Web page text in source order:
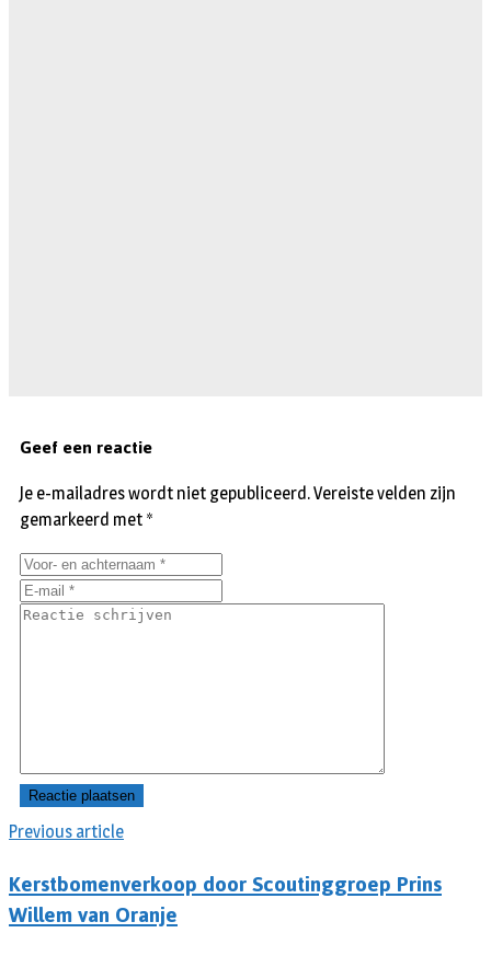
Previous article
Kerstbomenverkoop door Scoutinggroep Prins
Willem van Oranje
Geef een reactie
Je e-mailadres wordt niet gepubliceerd.Vereiste velden zijn
gemarkeerd met *